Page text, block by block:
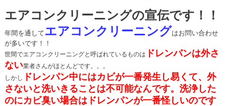
エアコンクリーニングの宣伝です！！
年間を通してエアコンクリーニングはお問い合わせ
が多いです！！
世間でエアコンクリーニングと呼ばれているものは ドレンパンは外さ
ない業者さんがほとんどです。。。
しかし ドレンパン中にはカビが一番発生し易くて、外
さないと洗いきることは不可能なんです。洗浄した
のにカビ臭い場合はドレンパンが一番怪しいのです